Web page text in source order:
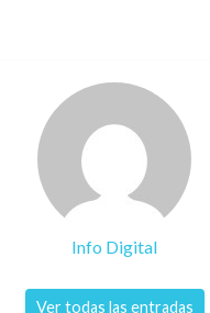
Info Digital
Ver todas las entradas